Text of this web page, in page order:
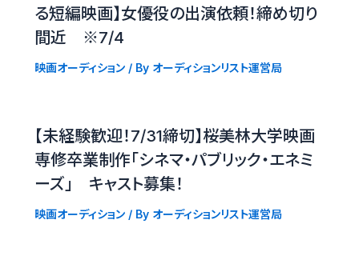
る短編映画】女優役の出演依頼！締め切り
間近 ※7/4
映画オーディション/ By オーディションリスト運営局
【未経験歓迎！7/31締切】桜美林大学映画
専修卒業制作「シネマ・パブリック・エネミ
ーズ」 キャスト募集！
映画オーディション/ By オーディションリスト運営局